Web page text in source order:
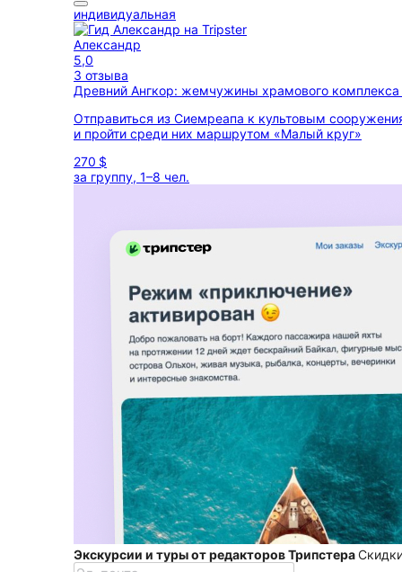
индивидуальная
Александр
5,0
3 отзыва
Древний Ангкор: жемчужины храмового комплекса
Отправиться из Сиемреапа к культовым
и пройти среди них маршрутом «Малый круг»
270 $
за группу, 1–8 чел.
Экскурсии и туры от редакторов Трипстера